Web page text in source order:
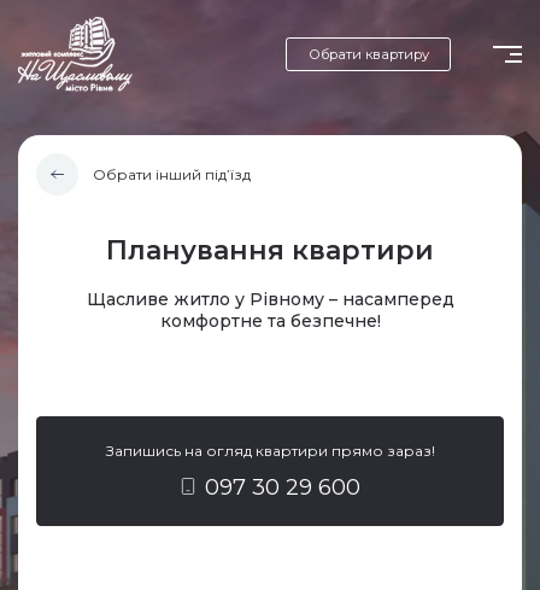
Обрати квартиру
Обрати інший під’їзд
Планування квартири
Щасливе житло у Рівному – насамперед
комфортне та безпечне!
Запишись на огляд квартири прямо зараз!
097 30 29 600